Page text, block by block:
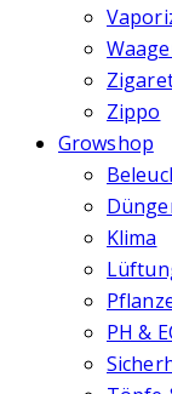
Zippo
Growshop
Klima
PH &